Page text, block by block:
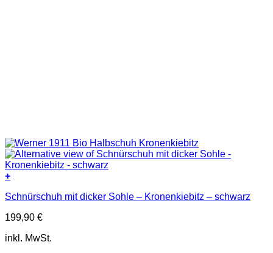
+
Produkt
mehrere
auf.
Schnürschuh mit dicker Sohle – Kronenkiebitz – schwarz
199,90 €
inkl. MwSt.